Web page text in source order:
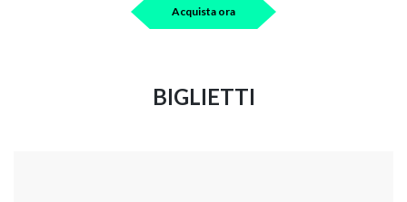
Acquista ora
BIGLIETTI